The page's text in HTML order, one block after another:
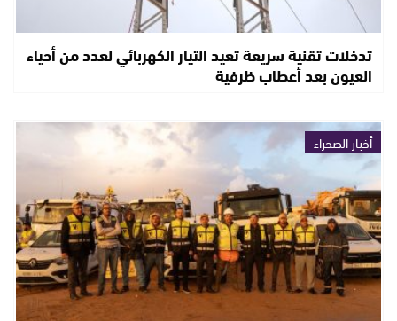
تدخلات تقنية سريعة تعيد التيار الكهربائي لعدد من أحياء
العيون بعد أعطاب ظرفية
أخبار الصحراء